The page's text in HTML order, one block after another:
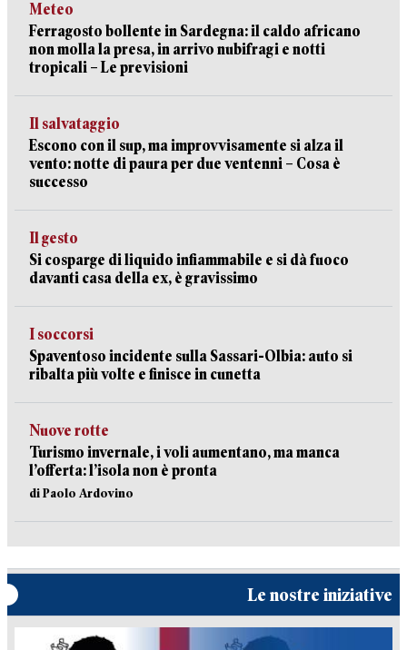
Meteo
Ferragosto bollente in Sardegna: il caldo africano
non molla la presa, in arrivo nubifragi e notti
tropicali – Le previsioni
Il salvataggio
Escono con il sup, ma improvvisamente si alza il
vento: notte di paura per due ventenni – Cosa è
successo
Il gesto
Si cosparge di liquido infiammabile e si dà fuoco
davanti casa della ex, è gravissimo
I soccorsi
Spaventoso incidente sulla Sassari-Olbia: auto si
ribalta più volte e finisce in cunetta
Nuove rotte
Turismo invernale, i voli aumentano, ma manca
l’offerta: l’isola non è pronta
di Paolo Ardovino
Le nostre iniziative